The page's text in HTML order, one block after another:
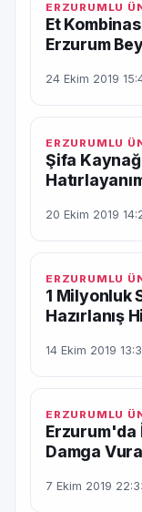
ERZURUMLU
Et
Erzurum
24 Ekim 2019
ERZURUMLU
Şifa
20 Ekim 2019
ERZURUMLU
1 Milyonluk
Hazırlanış
14 Ekim 2019
ERZURUMLU
Erzurum'da
Damga
7 Ekim 2019